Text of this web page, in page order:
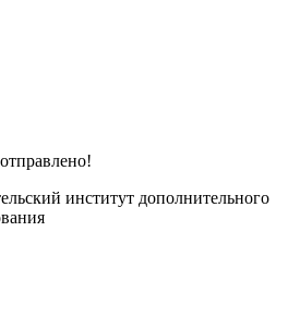
институт дополнительного